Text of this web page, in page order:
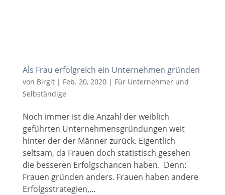
Als Frau erfolgreich ein Unternehmen gründen
von Birgit| Feb. 20, 2020| Für Unternehmer und
Selbständige
Noch immer ist die Anzahl der weiblich
geführten Unternehmensgründungen weit
hinter der der Männer zurück. Eigentlich
seltsam, da Frauen doch statistisch gesehen
die besseren Erfolgschancen haben. Denn:
Frauen gründen anders. Frauen haben andere
Erfolgsstrategien,...